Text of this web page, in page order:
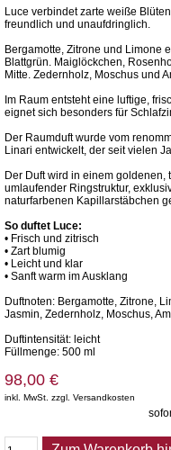
Luce verbindet zarte weiße
freundlich und unaufdringlich.
Bergamotte, Zitrone und Limone
Blattgrün. Maiglöckchen,
Mitte. Zedernholz, Moschus und
Im Raum entsteht eine luftige,
eignet sich besonders für
Der Raumduft wurde vom
Linari entwickelt, der seit vielen
Der Duft wird in einem
umlaufender Ringstruktur,
naturfarbenen Kapillarstäbchen
So duftet Luce:
• Frisch und zitrisch
• Zart blumig
• Leicht und klar
• Sanft warm im Ausklang
Duftnoten: Bergamotte, Zitrone,
Jasmin, Zedernholz, Moschus,
Duftintensität: leicht
Füllmenge: 500 ml
98,00 €
inkl. MwSt. zzgl. Versandkosten